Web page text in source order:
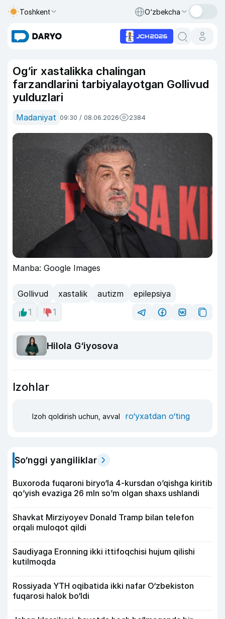
Toshkent O‘zbekcha
Og‘ir xastalikka chalingan
farzandlarini tarbiyalayotgan Gollivud
yulduzlari
Madaniyat 09:30 / 08.06.2026 2384
Manba: Google Images
Gollivud xastalik autizm
epilepsiya
1
1
Hilola G‘iyosova
Izohlar
Izoh qoldirish uchun, avval ro‘yxatdan o‘ting
So‘nggi yangiliklar
Buxoroda fuqaroni biryo‘la 4-kursdan o’qishga kiritib
qo’yish evaziga 26 mln so’m olgan shaxs ushlandi
Shavkat Mirziyoyev Donald Tramp bilan telefon
orqali muloqot qildi
Saudiyaga Eronning ikki ittifoqchisi hujum qilishi
kutilmoqda
Rossiyada YTH oqibatida ikki nafar O‘zbekiston
fuqarosi halok bo‘ldi